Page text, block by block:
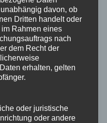
POLIZEI
davon, ob
Dritten handelt oder
Rahmen eines
nach
dem Recht der
erhalten, gelten
oder juristische
oder andere